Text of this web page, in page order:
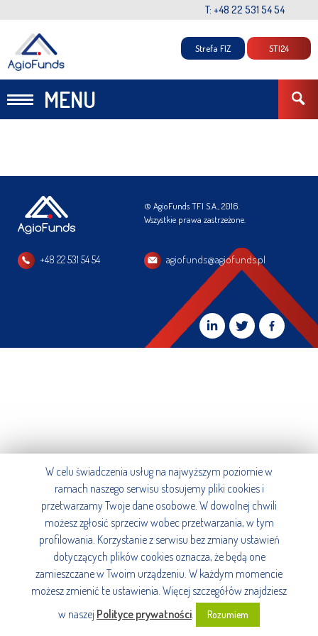
T: +48 22 531 54 54
MENU
Strefa FIZ STI24
© AgioFunds TFI S.A., 2016.
Wszystkie prawa zastrzeżone.
+48 22 531 54 54 agiofunds@agiofunds.pl
W celu świadczenia usług na najwyższym poziomie w
ramach naszego serwisu stosujemy pliki cookies i
przetwarzamy Twoje dane osobowe. W dowolnej chwili
możesz zgłosić sprzeciw wobec przetwarzania, w tym
profilowania. Korzystanie z serwisu bez zmiany ustawień
dotyczących plików cookies oznacza, że będą one
zamieszczane w Twoim urządzeniu. W każdym momencie
możesz zmienić te ustawienia. Więcej szczegółów znajdziesz
w naszej Polityce prywatności. Rozumiem